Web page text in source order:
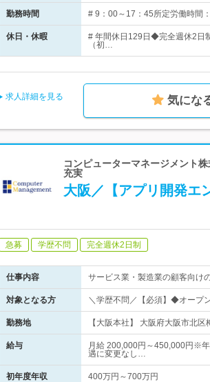
勤務時間 # 9：00～17：45所定労働時間
休日・休暇
# 年間休日129日◆完全週休2
（初…
求人詳細を見る 気にな
コンピューターマネージメント
充実
大阪／【アプリ開発
急募 学歴不問 完全週休2日制
仕事内容 サービス業・製造業の顧客向け
対象となる方 ＼学歴不問／【必須】◆オープ
勤務地 【大阪本社】 大阪府大阪市北
給与
月給 200,000円～450,000円※
遇に変更なし…
初年度年収 400万円～700万円